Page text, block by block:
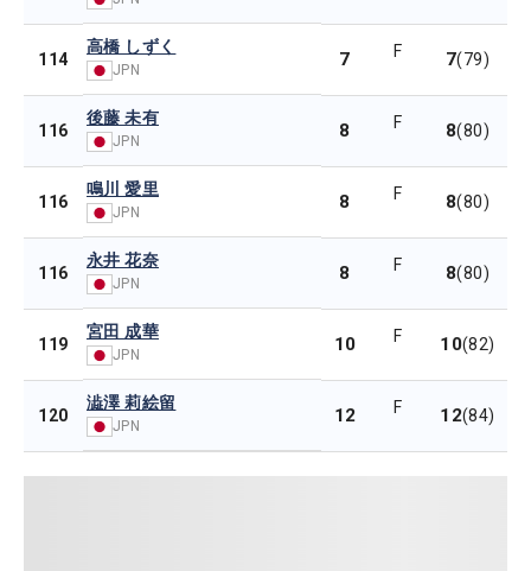
114
高橋 しずく
JPN 7 F 7(79)
116
後藤 未有
JPN 8 F 8(80)
116
鳴川 愛里
JPN 8 F 8(80)
116
永井 花奈
JPN 8 F 8(80)
119
宮田 成華
JPN 10 F 10(82)
120
澁澤 莉絵留
JPN 12 F 12(84)